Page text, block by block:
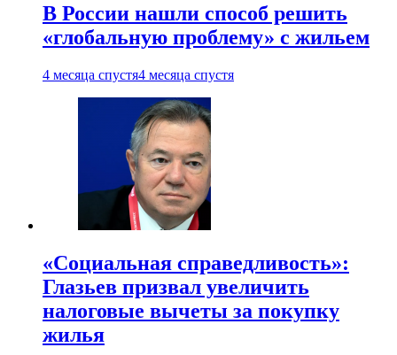
В России нашли способ решить
«глобальную проблему» с жильем
4 месяца спустя4 месяца спустя
«Социальная справедливость»:
Глазьев призвал увеличить
налоговые вычеты за покупку
жилья